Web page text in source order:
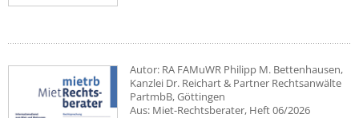
Autor: RA FAMuWR Philipp M. Bettenhausen,
Kanzlei Dr. Reichart & Partner Rechtsanwälte
PartmbB, Göttingen
Aus: Miet-Rechtsberater, Heft 06/2026